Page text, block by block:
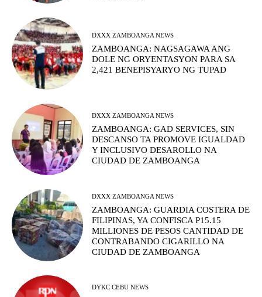
DXXX ZAMBOANGA NEWS
ZAMBOANGA: NAGSAGAWA ANG
DOLE NG ORYENTASYON PARA SA
2,421 BENEPISYARYO NG TUPAD
DXXX ZAMBOANGA NEWS
ZAMBOANGA: GAD SERVICES, SIN
DESCANSO TA PROMOVE IGUALDAD
Y INCLUSIVO DESAROLLO NA
CIUDAD DE ZAMBOANGA
DXXX ZAMBOANGA NEWS
ZAMBOANGA: GUARDIA COSTERA DE
FILIPINAS, YA CONFISCA P15.15
MILLIONES DE PESOS CANTIDAD DE
CONTRABANDO CIGARILLO NA
CIUDAD DE ZAMBOANGA
DYKC CEBU NEWS